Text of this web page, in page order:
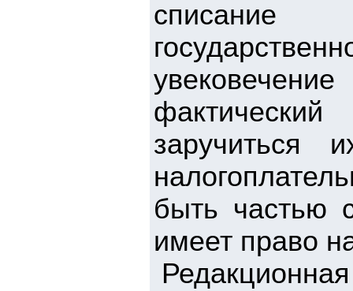
списание
быть частью
имеет право